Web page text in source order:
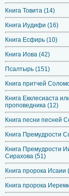
Книга Товита (14)
Книга Иудифи (16)
Книга Есфирь (10)
Книга Иова (42)
Псалтырь (151)
Книга притчей
Книга Екклесиаста
проповедника (12)
Книга песни песней
Книга Премудрости
Книга Премудрости
Сирахова (51)
Книга пророка Исаии
Книга пророка